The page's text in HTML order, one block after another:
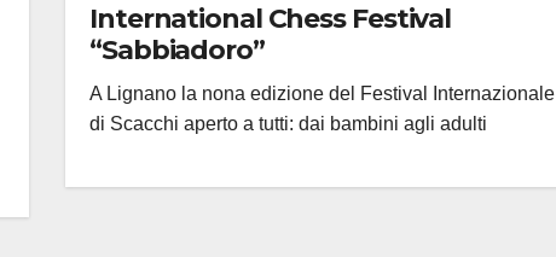
International Chess Festival
“Sabbiadoro”
A Lignano la nona edizione del Festival Internazionale
di Scacchi aperto a tutti: dai bambini agli adulti